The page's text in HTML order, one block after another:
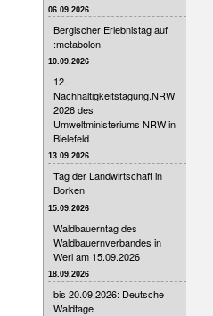
06.09.2026
Bergischer Erlebnistag auf
:metabolon
10.09.2026
12.
Nachhaltigkeitstagung.NRW
2026 des
Umweltministeriums NRW in
Bielefeld
13.09.2026
Tag der Landwirtschaft in
Borken
15.09.2026
Waldbauerntag des
Waldbauernverbandes in
Werl am 15.09.2026
18.09.2026
bis 20.09.2026: Deutsche
Waldtage